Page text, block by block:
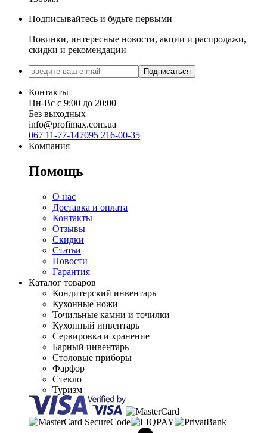
Подписывайтесь и будьте первыми
Новинки, интересные новости, акции и распродажи,
скидки и рекомендации
Подписаться
Контакты
Пн-Вс с 9:00 до 20:00
Без выходных
info@profimax.com.ua
067 11-77-147095 216-00-35
Компания
Помощь
О нас
Доставка и оплата
Контакты
Отзывы
Скидки
Статьи
Новости
Гарантия
Каталог товаров
Кондитерский инвентарь
Кухонные ножи
Точильные камни и точилки
Кухонный инвентарь
Сервировка и хранение
Барный инвентарь
Столовые приборы
Фарфор
Стекло
Туризм